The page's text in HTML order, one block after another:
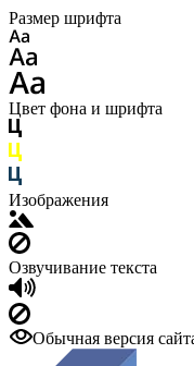
Размер шрифта
Цвет фона и шрифта
Изображения
Озвучивание текста
Обычная версия